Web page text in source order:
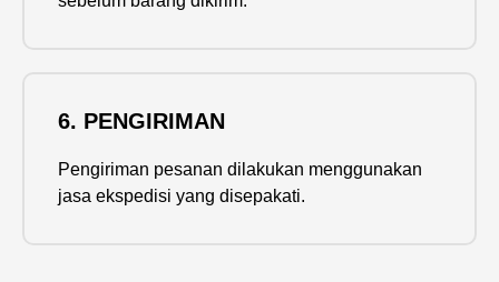
6. PENGIRIMAN
Pengiriman pesanan dilakukan menggunakan
jasa ekspedisi yang disepakati.